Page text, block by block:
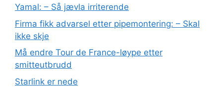
Yamal: – Så jævla irriterende
Firma fikk advarsel etter pipemontering: – Skal
ikke skje
Må endre Tour de France-løype etter
smitteutbrudd
Starlink er nede